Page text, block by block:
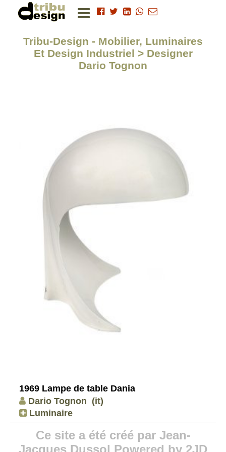
Tribu-Design - Mobilier, Luminaires
Et Design Industriel > Designer
Dario Tognon
1969 Lampe de table Dania
Dario Tognon (it)
Luminaire
Ce site a été créé par Jean-